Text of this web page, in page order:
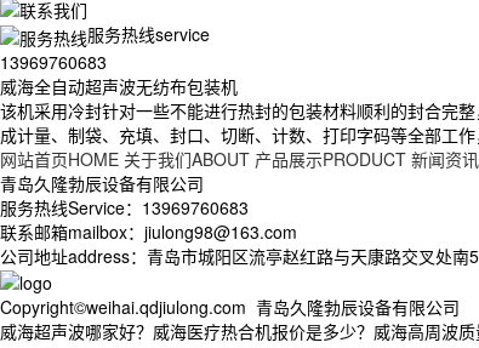
服务热线service
13969760683
威海全自动超声波无纺布包装机
该机采用冷封针对一些不能进行热封的包装材料顺利的封合完
成计量、制袋、充填、封口、切断、计数、打印字码等全部工
网站首页HOME 关于我们ABOUT 产品展示PRODUCT 新闻资
青岛久隆勃辰设备有限公司
服务热线Service：13969760683
联系邮箱mailbox：jiulong98@163.com
公司地址address：青岛市城阳区流亭赵红路与天康路交叉处南
Copyright©weihai.qdjiulong.com 青岛久隆勃辰设备有限公司
威海超声波哪家好？威海医疗热合机报价是多少？威海高周波